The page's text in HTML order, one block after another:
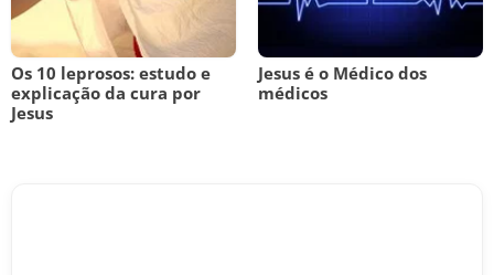
Os 10 leprosos: estudo e
explicação da cura por
Jesus
Jesus é o Médico dos
médicos